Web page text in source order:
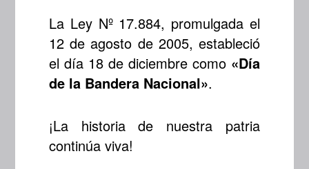
La Ley Nº 17.884, promulgada el
12 de agosto de 2005, estableció
el día 18 de diciembre como «Día
de la Bandera Nacional».
¡La historia de nuestra patria
continúa viva!